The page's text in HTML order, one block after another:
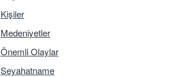
Kişiler
Medeniyetler
Önemli Olaylar
Seyahatname